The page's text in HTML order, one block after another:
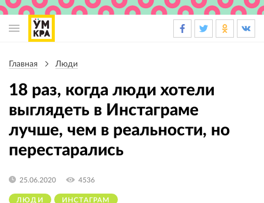
навигации
Главная Люди
18 раз, когда люди хотели
выглядеть в Инстаграме
лучше, чем в реальности, но
перестарались
ЛЮДИ ИНСТАГРАМ
25.06.2020 4536